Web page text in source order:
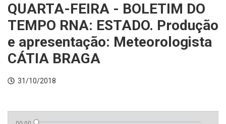
INTEGRIDADE
QUARTA-FEIRA - BOLETIM DO
TEMPO RNA: ESTADO. Produção
e apresentação: Meteorologista
CÁTIA BRAGA
31/10/2018